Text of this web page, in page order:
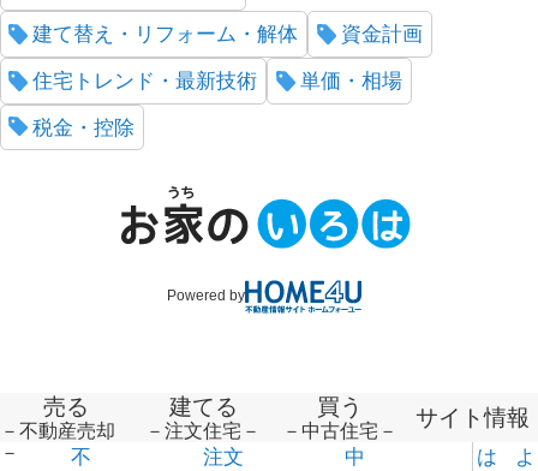
建て替え・リフォーム・解体 資金計画
住宅トレンド・最新技術 単価・相場
税金・控除
Powered by
売る
－不動産売却
－
不
建てる
－注文住宅－
注文
買う
－中古住宅－
中
サイト情報
は
よ